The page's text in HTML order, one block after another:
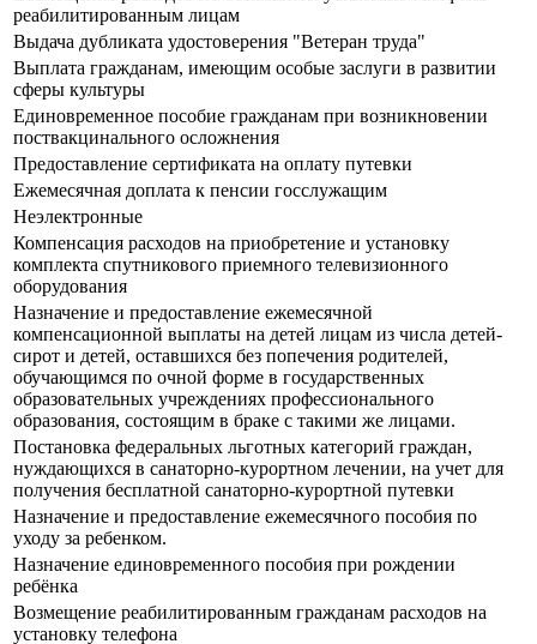
реабилитированным лицам
Выдача дубликата удостоверения "Ветеран труда"
Выплата гражданам, имеющим особые заслуги в развитии
сферы культуры
Единовременное пособие гражданам при возникновении
поствакцинального осложнения
Предоставление сертификата на оплату путевки
Ежемесячная доплата к пенсии госслужащим
Неэлектронные
Компенсация расходов на приобретение и установку
комплекта спутникового приемного телевизионного
оборудования
Назначение и предоставление ежемесячной
компенсационной выплаты на детей лицам из числа детей-
сирот и детей, оставшихся без попечения родителей,
обучающимся по очной форме в государственных
образовательных учреждениях профессионального
образования, состоящим в браке с такими же лицами.
Постановка федеральных льготных категорий граждан,
нуждающихся в санаторно-курортном лечении, на учет для
получения бесплатной санаторно-курортной путевки
Назначение и предоставление ежемесячного пособия по
уходу за ребенком.
Назначение единовременного пособия при рождении
ребёнка
Возмещение реабилитированным гражданам расходов на
установку телефона